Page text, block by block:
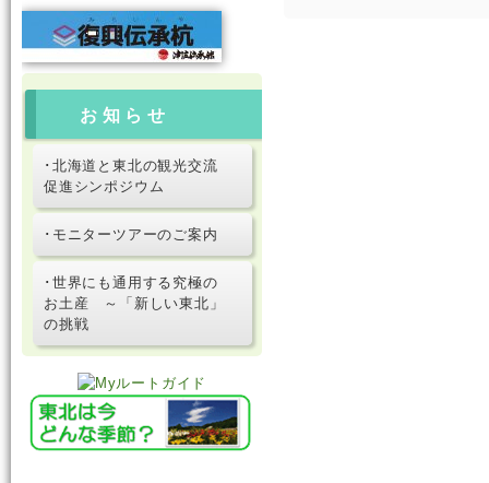
お知らせ
･北海道と東北の観光交流
促進シンポジウム
･モニターツアーのご案内
･世界にも通用する究極の
お土産 ～「新しい東北」
の挑戦